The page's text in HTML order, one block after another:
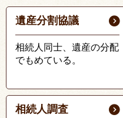
遺産分割協議
相続人同士、遺産の分配
でもめている。
相続人調査